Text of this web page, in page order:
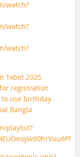
watch?
watch?
watch?
1xbet 2025
registration
use birthday
Bangla
playlist?